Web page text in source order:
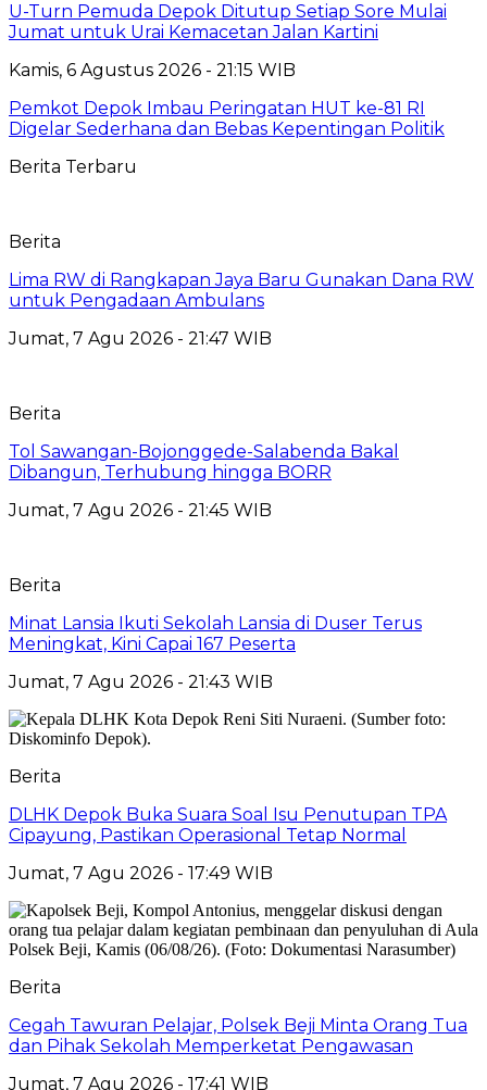
U-Turn Pemuda Depok Ditutup Setiap Sore Mulai
Jumat untuk Urai Kemacetan Jalan Kartini
Kamis, 6 Agustus 2026 - 21:15 WIB
Pemkot Depok Imbau Peringatan HUT ke-81 RI
Digelar Sederhana dan Bebas Kepentingan Politik
Berita Terbaru
Berita
Lima RW di Rangkapan Jaya Baru Gunakan Dana RW
untuk Pengadaan Ambulans
Jumat, 7 Agu 2026 - 21:47 WIB
Berita
Tol Sawangan-Bojonggede-Salabenda Bakal
Dibangun, Terhubung hingga BORR
Jumat, 7 Agu 2026 - 21:45 WIB
Berita
Minat Lansia Ikuti Sekolah Lansia di Duser Terus
Meningkat, Kini Capai 167 Peserta
Jumat, 7 Agu 2026 - 21:43 WIB
Berita
DLHK Depok Buka Suara Soal Isu Penutupan TPA
Cipayung, Pastikan Operasional Tetap Normal
Jumat, 7 Agu 2026 - 17:49 WIB
Berita
Cegah Tawuran Pelajar, Polsek Beji Minta Orang Tua
dan Pihak Sekolah Memperketat Pengawasan
Jumat, 7 Agu 2026 - 17:41 WIB